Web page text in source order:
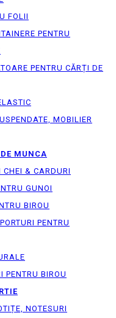
FOLII
PENTRU
PENTRU CĂRȚI DE
MOBILIER
MUNCA
CHEI & СARDURI
GUNOI
BIROU
PENTRU
PENTRU BIROU
NOTESURI